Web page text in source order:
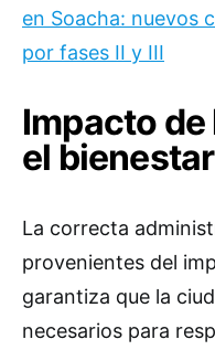
en Soacha: nuevos
por fases II y III
Impacto
el
La correcta
provenientes del
garantiza que la
necesarios para